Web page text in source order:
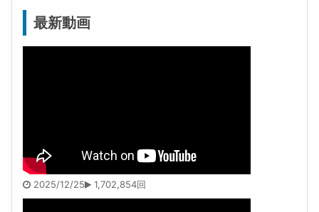
最新動画
2025/12/25 1,702,854回